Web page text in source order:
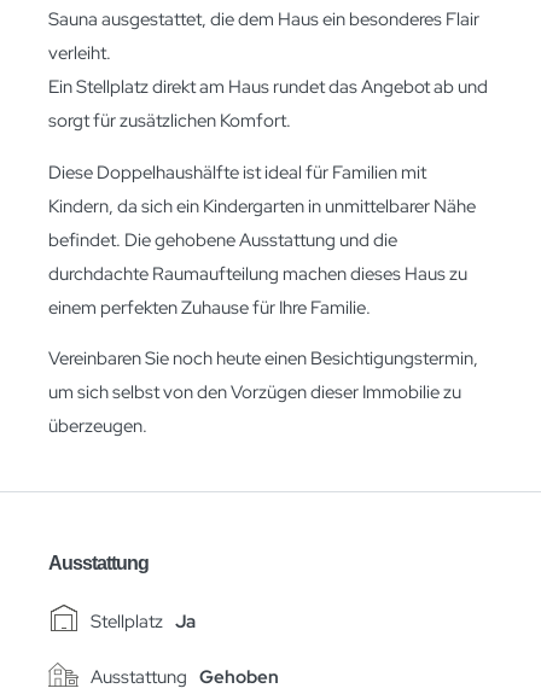
Sauna ausgestattet, die dem Haus ein besonderes Flair
verleiht.
Ein Stellplatz direkt am Haus rundet das Angebot ab und
sorgt für zusätzlichen Komfort.
Diese Doppelhaushälfte ist ideal für Familien mit
Kindern, da sich ein Kindergarten in unmittelbarer Nähe
befindet. Die gehobene Ausstattung und die
durchdachte Raumaufteilung machen dieses Haus zu
einem perfekten Zuhause für Ihre Familie.
Vereinbaren Sie noch heute einen Besichtigungstermin,
um sich selbst von den Vorzügen dieser Immobilie zu
überzeugen.
Ausstattung
Stellplatz Ja
Ausstattung Gehoben